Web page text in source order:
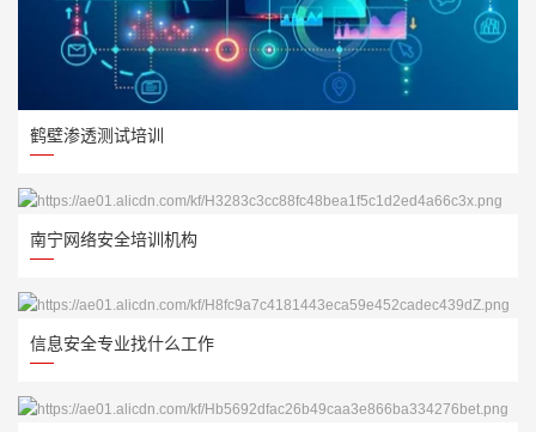
鹤壁渗透测试培训
南宁网络安全培训机构
信息安全专业找什么工作